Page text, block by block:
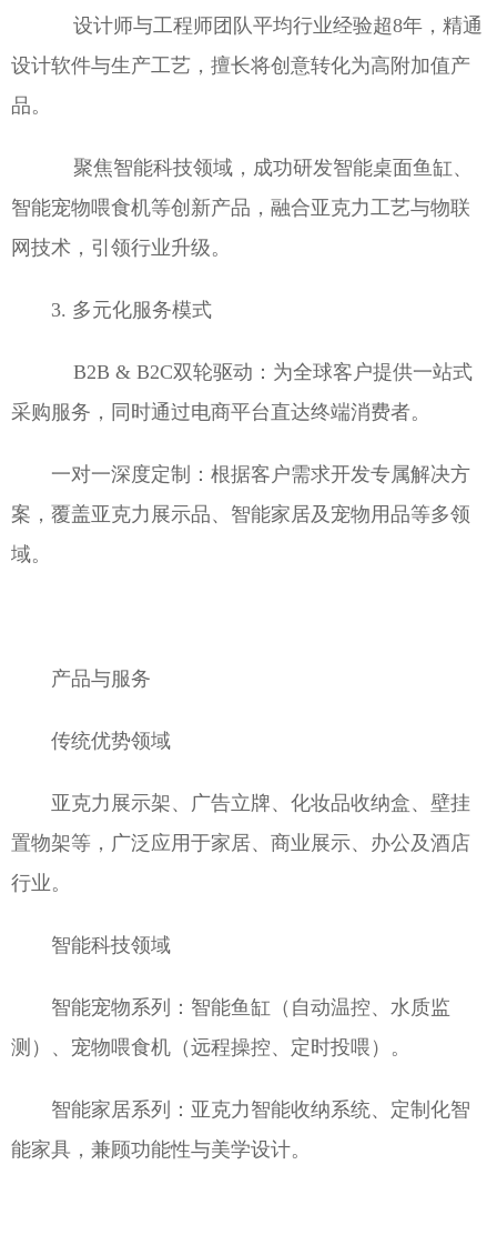
设计师与工程师团队平均行业经验超8年，精通
设计软件与生产工艺，擅长将创意转化为高附加值产
品。
聚焦智能科技领域，成功研发智能桌面鱼缸、
智能宠物喂食机等创新产品，融合亚克力工艺与物联
网技术，引领行业升级。
3. 多元化服务模式
B2B & B2C双轮驱动：为全球客户提供一站式
采购服务，同时通过电商平台直达终端消费者。
一对一深度定制：根据客户需求开发专属解决方
案，覆盖亚克力展示品、智能家居及宠物用品等多领
域。
产品与服务
传统优势领域
亚克力展示架、广告立牌、化妆品收纳盒、壁挂
置物架等，广泛应用于家居、商业展示、办公及酒店
行业。
智能科技领域
智能宠物系列：智能鱼缸（自动温控、水质监
测）、宠物喂食机（远程操控、定时投喂）。
智能家居系列：亚克力智能收纳系统、定制化智
能家具，兼顾功能性与美学设计。